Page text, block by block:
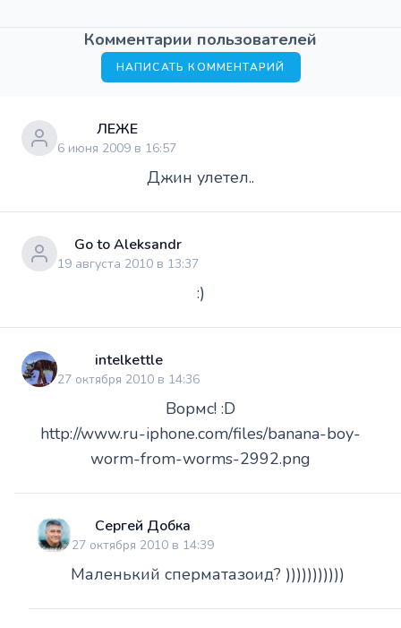
Комментарии пользователей
НАПИСАТЬ КОММЕНТАРИЙ
ЛЕЖЕ
6 июня 2009 в 16:57
Джин улетел..
Go to Aleksandr
19 августа 2010 в 13:37
:)
intelkettle
27 октября 2010 в 14:36
Вормс! :D
http://www.ru-iphone.com/files/banana-boy-
worm-from-worms-2992.png
Сергей Добка
27 октября 2010 в 14:39
Маленький сперматазоид? )))))))))))